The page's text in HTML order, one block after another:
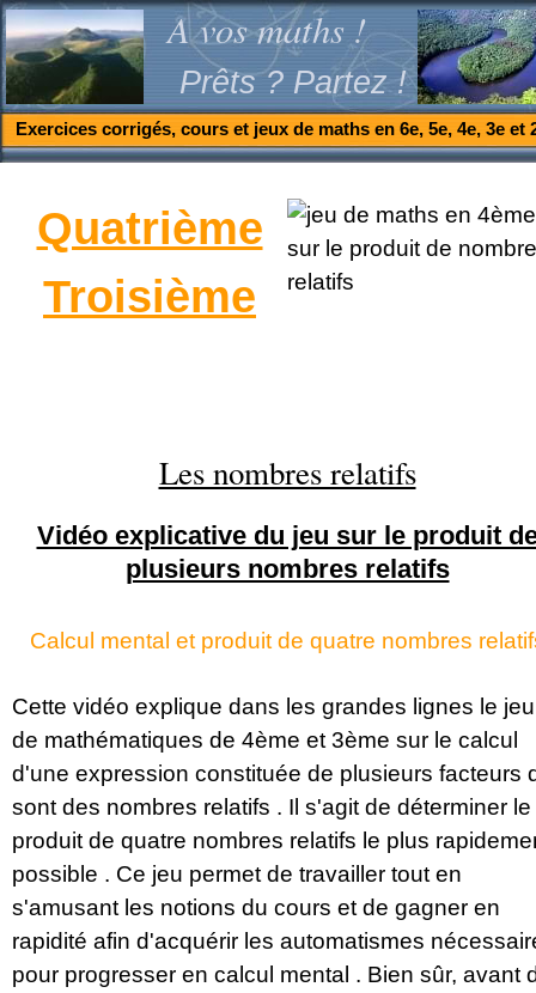
A vos maths !
Prêts ? Partez !
Exercices corrigés, cours et jeux de maths en 6e, 5e, 4e, 3e et
Quatrième
Troisième
Les nombres relatifs
Vidéo explicative du jeu sur le produit
plusieurs nombres relatifs
Calcul mental et produit de quatre nombres
Cette vidéo explique dans les grandes lignes le jeu
de mathématiques de 4ème et 3ème sur le calcul
d'une expression constituée de plusieurs facteurs
sont des nombres relatifs . Il s'agit de déterminer le
produit de quatre nombres relatifs le plus
possible . Ce jeu permet de travailler tout en
s'amusant les notions du cours et de gagner en
rapidité afin d'acquérir les automatismes
pour progresser en calcul mental . Bien sûr, avant